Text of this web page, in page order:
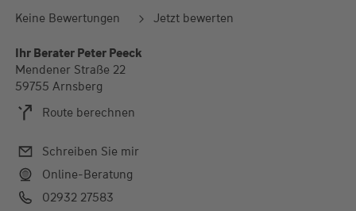
Keine Bewertungen Jetzt bewerten
Ihr Berater Peter Peeck
Mendener Straße 22
59755 Arnsberg
Route berechnen
Schreiben Sie mir
Online-Beratung
02932 27583